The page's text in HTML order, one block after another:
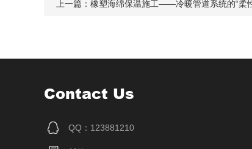
上一篇： 橡塑海绵保温施工——冷暖管道系统的“柔
Contact Us
QQ：123881210